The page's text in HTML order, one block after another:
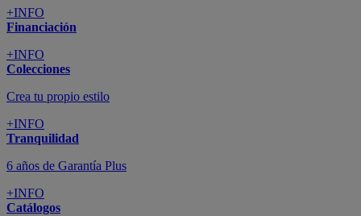
+INFO
Financiación
+INFO
Colecciones
Crea tu propio estilo
+INFO
Tranquilidad
6 años de Garantía Plus
+INFO
Catálogos